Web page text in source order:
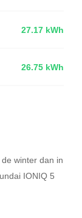
27.17 kWh
26.75 kWh
winter dan in
IONIQ 5